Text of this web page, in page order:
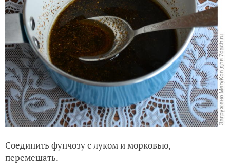
Соединить фунчозу с луком и морковью,
перемешать.